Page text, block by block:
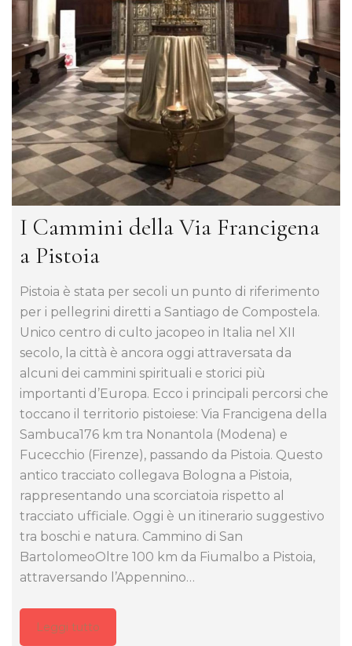
I Cammini della Via Francigena
a Pistoia
Pistoia è stata per secoli un punto di riferimento
per i pellegrini diretti a Santiago de Compostela.
Unico centro di culto jacopeo in Italia nel XII
secolo, la città è ancora oggi attraversata da
alcuni dei cammini spirituali e storici più
importanti d’Europa. Ecco i principali percorsi che
toccano il territorio pistoiese: Via Francigena della
Sambuca176 km tra Nonantola (Modena) e
Fucecchio (Firenze), passando da Pistoia. Questo
antico tracciato collegava Bologna a Pistoia,
rappresentando una scorciatoia rispetto al
tracciato ufficiale. Oggi è un itinerario suggestivo
tra boschi e natura. Cammino di San
BartolomeoOltre 100 km da Fiumalbo a Pistoia,
attraversando l’Appennino…
Leggi tutto